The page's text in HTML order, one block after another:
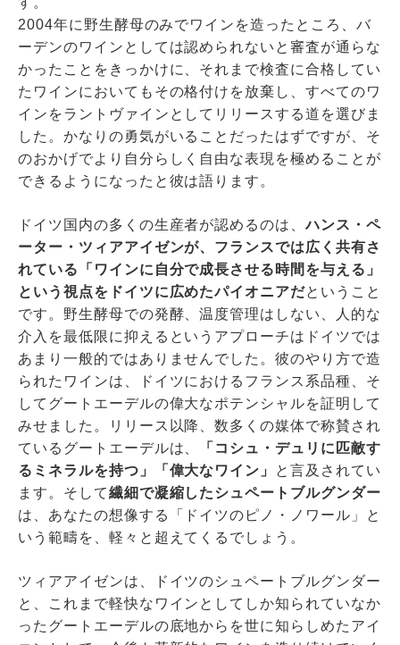
2004年に野生酵母のみでワインを造ったところ、バ
ーデンのワインとしては認められないと審査が通らな
かったことをきっかけに、それまで検査に合格してい
たワインにおいてもその格付けを放棄し、すべてのワ
インをラントヴァインとしてリリースする道を選びま
した。かなりの勇気がいることだったはずですが、そ
のおかげでより自分らしく自由な表現を極めることが
できるようになったと彼は語ります。
ドイツ国内の多くの生産者が認めるのは、ハンス・ペ
ーター・ツィアアイゼンが、フランスでは広く共有さ
れている「ワインに自分で成長させる時間を与える」
という視点をドイツに広めたパイオニアだということ
です。野生酵母での発酵、温度管理はしない、人的な
介入を最低限に抑えるというアプローチはドイツでは
あまり一般的ではありませんでした。彼のやり方で造
られたワインは、ドイツにおけるフランス系品種、そ
してグートエーデルの偉大なポテンシャルを証明して
みせました。リリース以降、数多くの媒体で称賛され
ているグートエーデルは、
「コシュ・デュリに匹敵す
るミネラルを持つ」「偉大なワイン」
と言及されてい
ます。そして繊細で凝縮したシュペートブルグンダー
は、あなたの想像する「ドイツのピノ・ノワール」と
いう範疇を、軽々と超えてくるでしょう。
ツィアアイゼンは、ドイツのシュペートブルグンダー
と、これまで軽快なワインとしてしか知られていなか
ったグートエーデルの底地からを世に知らしめたアイ